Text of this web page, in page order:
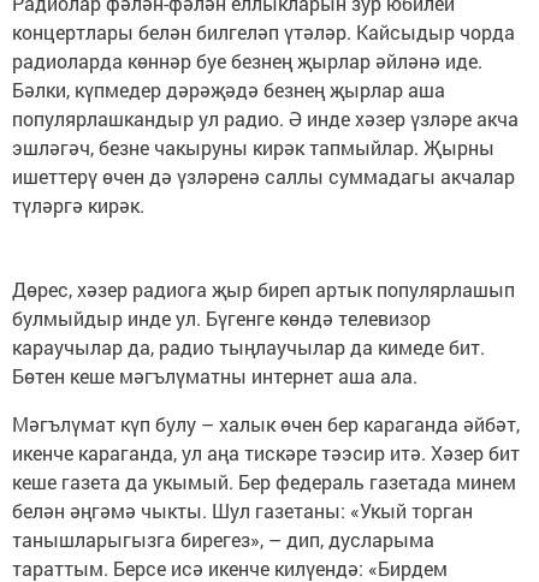
концертлары белән билгеләп үтәләр. Кайсыдыр чорда
радиоларда көннәр буе безнең җырлар әйләнә иде.
Бәлки, күпмедер дәрәҗәдә безнең җырлар аша
популярлашкандыр ул радио. Ә инде хәзер үзләре акча
эшләгәч, безне чакыруны кирәк тапмыйлар. Җырны
ишеттерү өчен дә үзләренә саллы суммадагы акчалар
түләргә кирәк.
Дөрес, хәзер радиога җыр биреп артык популярлашып
булмыйдыр инде ул. Бүгенге көндә телевизор
караучылар да, радио тыңлаучылар да кимеде бит.
Бөтен кеше мәгълүматны интернет аша ала.
Мәгълүмат күп булу – халык өчен бер караганда әйбәт,
икенче караганда, ул аңа тискәре тәэсир итә. Хәзер бит
кеше газета да укымый. Бер федераль газетада минем
белән әңгәмә чыкты. Шул газетаны: «Укый торган
танышларыгызга бирегез», – дип, дусларыма
тараттым. Берсе исә икенче килүендә: «Бирдем